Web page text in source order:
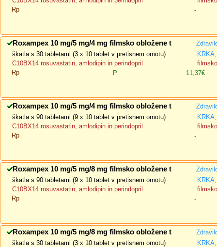
Rp
-
Roxampex 10 mg/5 mg/4 mg filmsko obložene t
škatla s 30 tabletami (3 x 10 tablet v pretisnem omotu)
C10BX14 rosuvastatin, amlodipin in perindopril
Rp
P 11,37€
Roxampex 10 mg/5 mg/4 mg filmsko obložene t
škatla s 90 tabletami (9 x 10 tablet v pretisnem omotu)
C10BX14 rosuvastatin, amlodipin in perindopril
Rp
-
Roxampex 10 mg/5 mg/8 mg filmsko obložene t
škatla s 90 tabletami (9 x 10 tablet v pretisnem omotu)
C10BX14 rosuvastatin, amlodipin in perindopril
Rp
-
Roxampex 10 mg/5 mg/8 mg filmsko obložene t
škatla s 30 tabletami (3 x 10 tablet v pretisnem omotu)